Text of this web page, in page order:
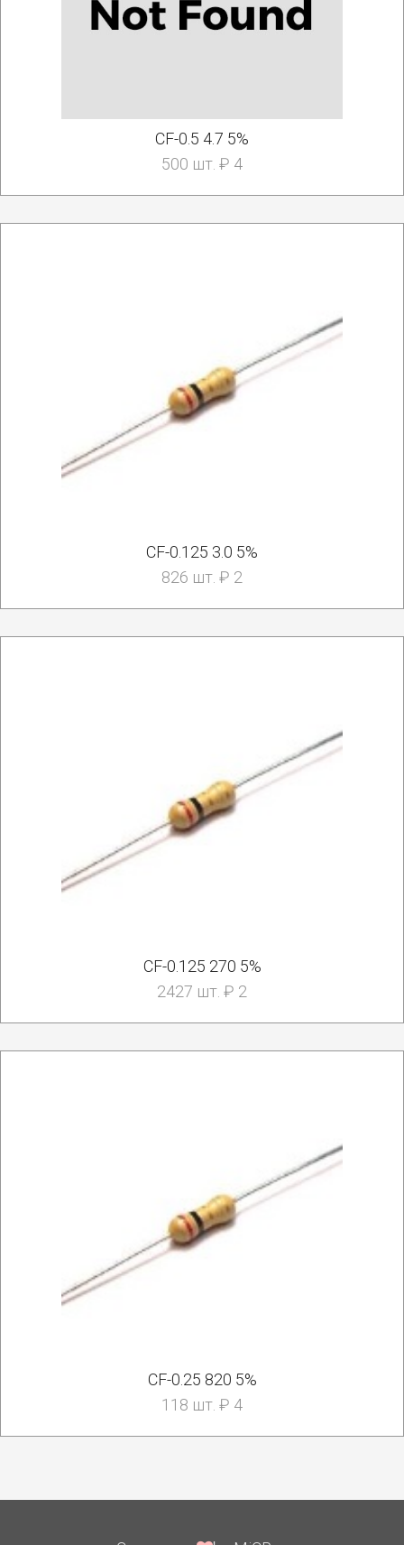
CF-0.5 4.7 5%
500 шт. ₽ 4
CF-0.125 3.0 5%
826 шт. ₽ 2
CF-0.125 270 5%
2427 шт. ₽ 2
CF-0.25 820 5%
118 шт. ₽ 4